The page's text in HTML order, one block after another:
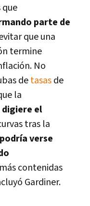
parte de
que una
termine
No
detasasde
la
el
tras la
podrí­a verse
contenidas
Gardiner.